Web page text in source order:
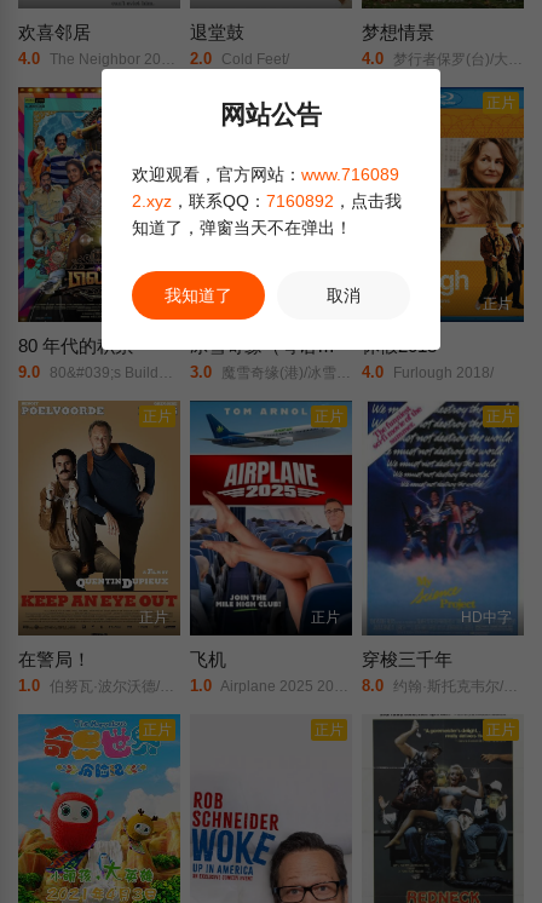
欢喜邻居
4.0 The Neighbor 2007/
退堂鼓
2.0 Cold Feet/
梦想情景
4.0 梦行者保罗(台)/大叔梦中人(港)/美梦大叔/
正片
80 年代的积累
9.0 80&#039;s Buildup/80s Buildup/
豆瓣高分
正片
冰雪奇缘（粤语版）
3.0 魔雪奇缘(港)/冰雪大冒险/冰雪皇后/白雪皇后/冰雪女王/冰冻公主/
正片
正片
休假2018
4.0 Furlough 2018/
正片
正片
在警局！
1.0 伯努瓦·波尔沃德/格雷瓜尔·鲁迪格/马克·弗赖兹/阿娜伊斯·德穆斯蒂埃/Orelsan/菲利普·杜克斯纳/Jacky Lambert/珍妮·罗莎/文森特·格拉斯/Nahel Ange/July Messéan/Johnny Malle/洛朗·尼古拉斯/米歇尔·阿扎纳维西于斯/Pedro Winter/阿兰·夏巴/Sébastien Lozach/约翰·西希尔/Rémy Steelcox/
正片
正片
飞机
1.0 Airplane 2025 2025/
正片
HD中字
穿梭三千年
8.0 约翰·斯托克韦尔/丹妮埃尔·冯·泽内克/费舍·史蒂芬斯/拉法埃尔·沙巴拉格/理查德·马苏尔/安·韦奇沃斯/丹尼斯·霍珀/
正片 正片 正片
网站公告
欢迎观看，官方网站： www.716089
2.xyz ，联系QQ： 7160892 ，点击我
知道了，弹窗当天不在弹出！
我知道了 取消